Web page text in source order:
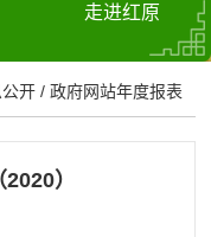
走进红原
开 /政府网站年度报表
）